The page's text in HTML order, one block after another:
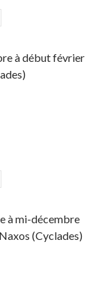
à début février
à mi-décembre
(Cyclades)